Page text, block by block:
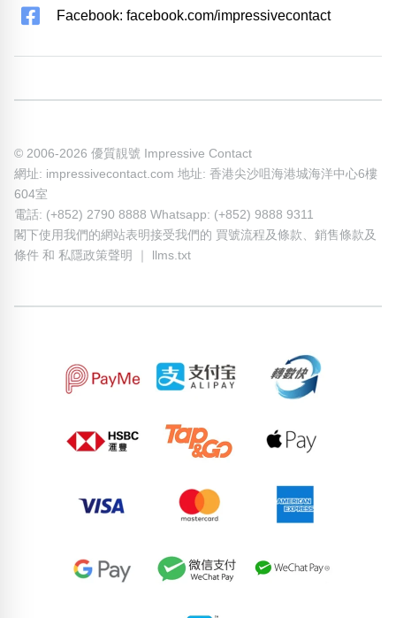
Facebook: facebook.com/impressivecontact
© 2006-2026 優質靚號 Impressive Contact
網址: impressivecontact.com 地址: 香港尖沙咀海港城海洋中心6樓
604室
電話: (+852) 2790 8888 Whatsapp: (+852) 9888 9311
閣下使用我們的網站表明接受我們的 買號流程及條款
銷售條款及
條件 和 私隱政策聲明 llms.txt